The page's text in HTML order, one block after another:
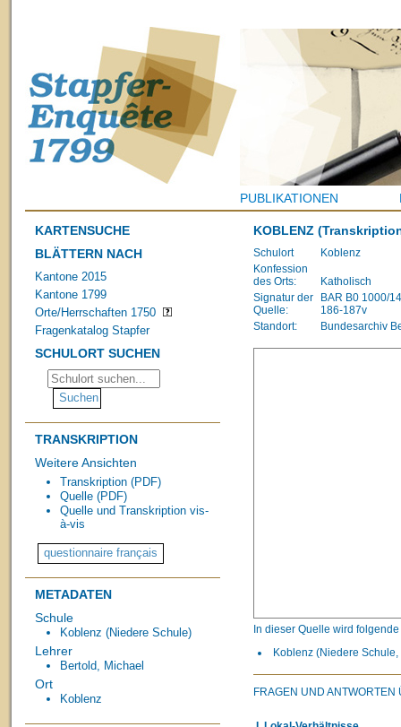
PUBLIKATIONEN
KARTENSUCHE
BLÄTTERN NACH
Kantone 2015
Kantone 1799
Orte/Herrschaften 1750
Fragenkatalog Stapfer
SCHULORT SUCHEN
TRANSKRIPTION
Weitere Ansichten
Transkription (PDF)
Quelle (PDF)
Quelle und Transkription vis-
à-vis
METADATEN
Schule
Koblenz (Niedere Schule)
Lehrer
Bertold, Michael
Ort
Koblenz
KOBLENZ
Schulort
Koblenz
Konfession
des Orts:
Katholisch
Signatur der
Quelle:
BAR B0 1000/
186-187v
Standort:
Bundesarchiv
In dieser Quelle wird
Koblenz (Niedere
FRAGEN UND